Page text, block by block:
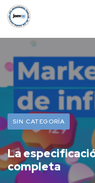
SIN CATEGORÍA
La
completa